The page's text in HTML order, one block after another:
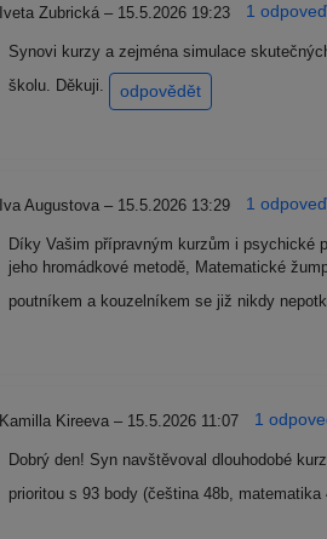
Iveta Zubrická – 15.5.2026 19:23 1
Synovi kurzy a zejména simulace
školu. Děkuji.
odpovědět
Iva Augustova – 15.5.2026 13:29 1
Díky Vašim přípravným kurzům i psychické
jeho hromádkové metodě, Matematické
poutníkem a kouzelníkem se již nikdy
Kamilla Kireeva – 15.5.2026 11:07 1
Dobrý den! Syn navštěvoval dlouhodobé
prioritou s 93 body (čeština 48b,